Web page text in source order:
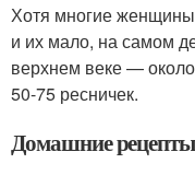
Хотя многие
и их мало, на самом
верхнем веке —
50-75 ресничек.
Домашние рецепты